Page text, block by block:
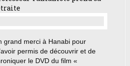
grand merci à Hanabi pour
permis de découvrir et de
le DVD du film «